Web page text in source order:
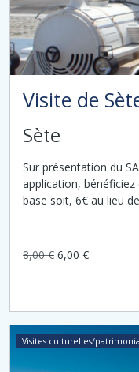
Visite de
Sète
Sur présentation du
application,
base soit, 6€ au lieu
8,00 € 6,00 €
Visites culturelles/